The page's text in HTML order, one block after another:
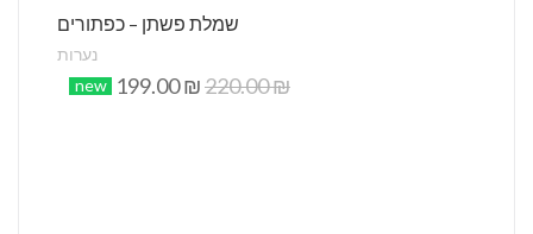
שמלת פשתן – כפתורים
נערות
220.00₪
199.00₪
new